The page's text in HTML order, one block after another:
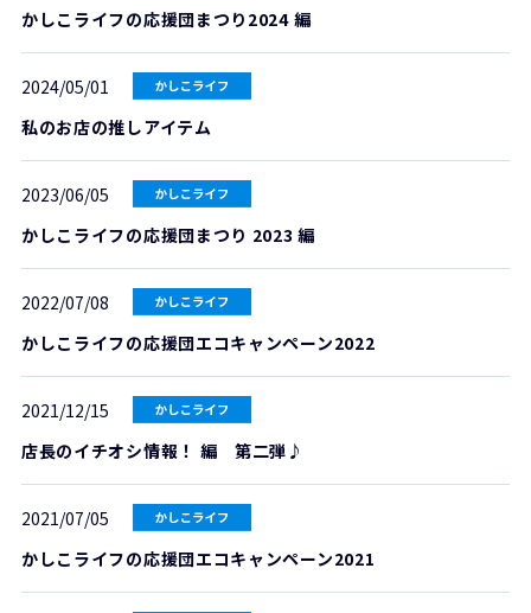
かしこライフの応援団まつり2024 編
2024/05/01
私のお店の推しアイテム
2023/06/05
かしこライフの応援団まつり 2023 編
2022/07/08
かしこライフの応援団エコキャンペーン2022
2021/12/15
店長のイチオシ情報！ 編 第二弾♪
2021/07/05
かしこライフの応援団エコキャンペーン2021